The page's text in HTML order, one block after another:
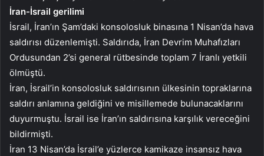
İran-İsrail gerilimi
İsrail, İran’ın Şam’daki konsolosluk binasına 1 Nisan’da hava
saldırısı düzenlemişti. Saldırıda, İran Devrim Muhafızları
Ordusundan 2’si general rütbesinde toplam 7 İranlı yetkili
ölmüştü.
İran, İsrail’in konsolosluk saldırısının ülkesinin topraklarına
saldırı anlamına geldiğini ve misillemede bulunacaklarını
duyurmuştu. İsrail ise İran’ın saldırısına karşılık vereceğini
bildirmişti.
İran 13 Nisan’da İsrail’e yüzlerce kamikaze insansız hava